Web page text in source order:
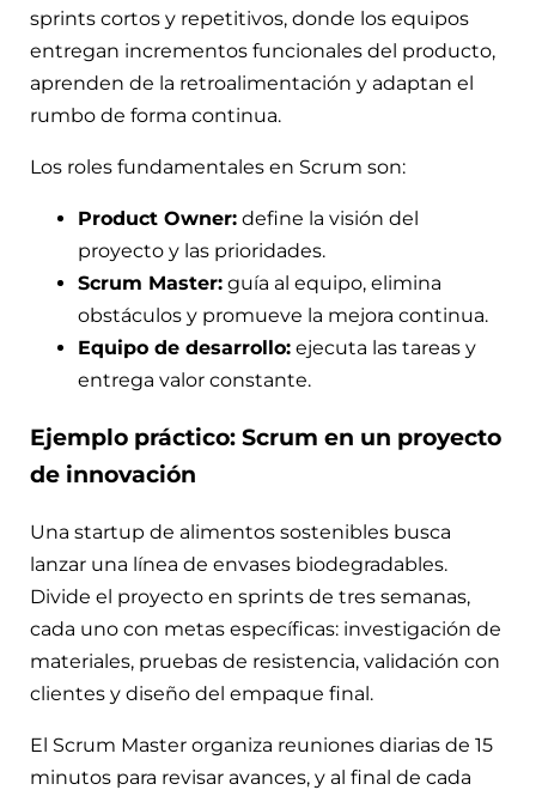
sprints cortos y repetitivos, donde los equipos
entregan incrementos funcionales del producto,
aprenden de la retroalimentación y adaptan el
rumbo de forma continua.
Los roles fundamentales en Scrum son:
Product Owner: define la visión del
proyecto y las prioridades.
Scrum Master: guía al equipo, elimina
obstáculos y promueve la mejora continua.
Equipo de desarrollo: ejecuta las tareas y
entrega valor constante.
Ejemplo práctico: Scrum en un proyecto
de innovación
Una startup de alimentos sostenibles busca
lanzar una línea de envases biodegradables.
Divide el proyecto en sprints de tres semanas,
cada uno con metas específicas: investigación de
materiales, pruebas de resistencia, validación con
clientes y diseño del empaque final.
El Scrum Master organiza reuniones diarias de 15
minutos para revisar avances, y al final de cada